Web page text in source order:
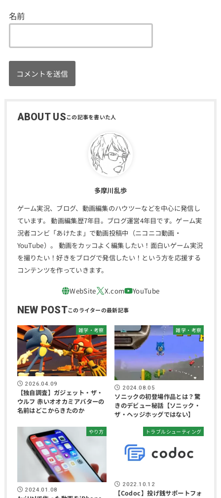
名前
ABOUT US
多摩川乱歩
ゲーム実況、ブログ、動画編集のハウツーなどを中心に発信し
ています。 動画編集歴7年目。ブログ運営4年目です。ゲーム実
況者コンビ「あけたま」で動画投稿中（ニコニコ動画・
YouTube）。 動画をカッコよく編集したい！面白いゲーム実況
を撮りたい！好きをブログで発信したい！という方を応援する
コンテンツを作っていきます。
NEW POST
雑学・考察
2026.04.09
【独自調査】ガジェット・ザ・
ウルフ 赤いオオカミアバターの
名前はどこからきたのか
雑学・考察
2024.08.05
ソニックの初登場作品とは？驚
きのデビュー秘話【ソニック・
ザ・ヘッジホッグではない】
やり方
2024.01.08
トラブルシューティング
2022.10.12
【Codoc】投げ銭サポートフォ